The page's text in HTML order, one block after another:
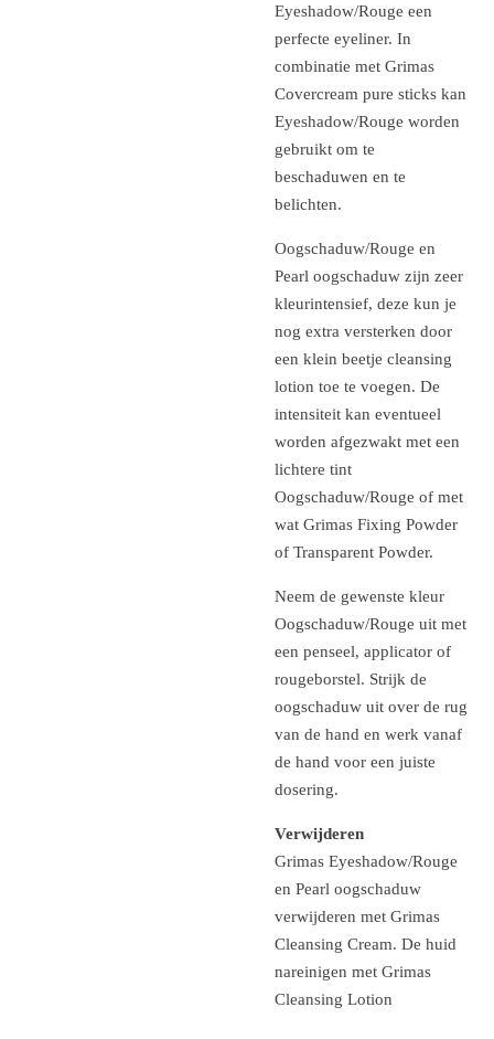
Eyeshadow/Rouge een
perfecte eyeliner. In
combinatie met Grimas
Covercream pure sticks kan
Eyeshadow/Rouge worden
gebruikt om te
beschaduwen en te
belichten.
Oogschaduw/Rouge en
Pearl oogschaduw zijn zeer
kleurintensief, deze kun je
nog extra versterken door
een klein beetje cleansing
lotion toe te voegen. De
intensiteit kan eventueel
worden afgezwakt met een
lichtere tint
Oogschaduw/Rouge of met
wat Grimas Fixing Powder
of Transparent Powder.
Neem de gewenste kleur
Oogschaduw/Rouge uit met
een penseel, applicator of
rougeborstel. Strijk de
oogschaduw uit over de rug
van de hand en werk vanaf
de hand voor een juiste
dosering.
Verwijderen
Grimas Eyeshadow/Rouge
en Pearl oogschaduw
verwijderen met Grimas
Cleansing Cream. De huid
nareinigen met Grimas
Cleansing Lotion